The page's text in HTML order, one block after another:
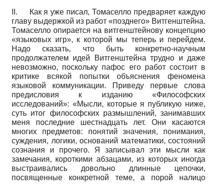
II.
Как я уже писал, Томаселло предваряет каждую
главу выдержкой из работ «позднего» Витген­штейна.
Томаселло опирается на витгенштейнову концепцию
«языковых игр», к которой мы теперь и перейдем.
Надо сказать, что быть конкретно-научным
продолжателем идей Витгенштейна трудно и даже
невозможно, поскольку пафос его работ состоит в
критике всякой попытки объяснения феномена
языковой коммуникации. Приведу первые слова
предисловия к изданию «Философских
исследований»: «Мысли, которые я публикую ниже,
суть итог философских размышлений, занимавших
меня последние шестнадцать лет. Они касаются
многих предметов: понятий значения, понимания,
суждения, логики, оснований математики, состояний
сознания и прочего. Я записывал эти мысли как
замечания, короткими абзацами, из которых иногда
выстраивались довольно длинные цепочки,
посвященные конкретной теме, а порой налицо